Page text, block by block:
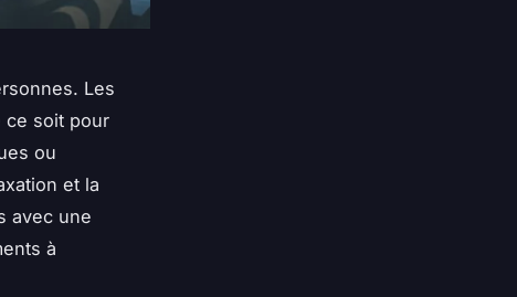
Les
ce soit pour
ou
et la
avec une
à